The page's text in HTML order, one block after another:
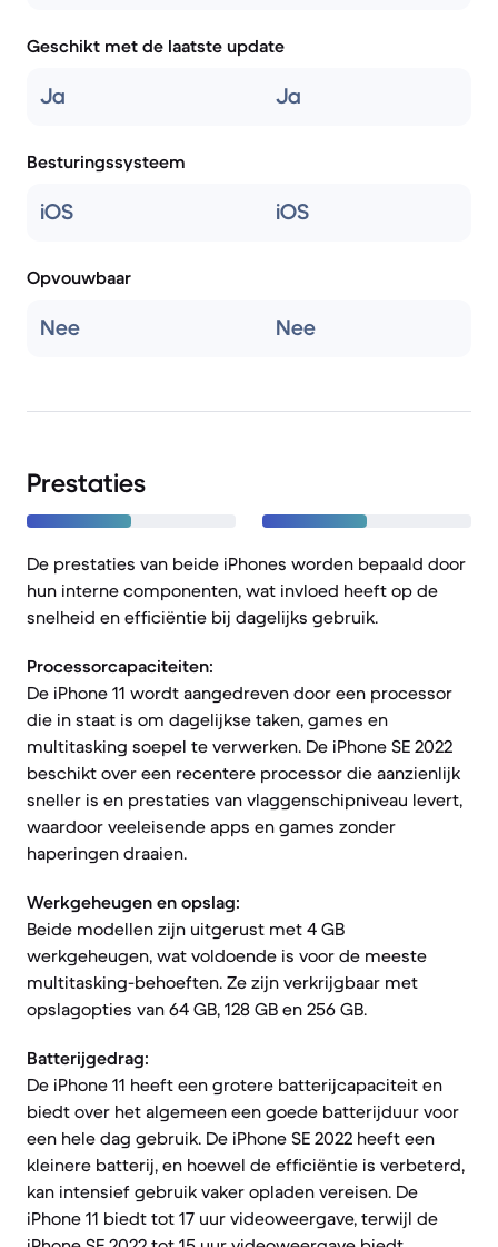
Geschikt met de laatste update
Ja Ja
Besturingssysteem
iOS iOS
Opvouwbaar
Nee Nee
Prestaties
De prestaties van beide iPhones worden bepaald door
hun interne componenten, wat invloed heeft op de
snelheid en efficiëntie bij dagelijks gebruik.
Processorcapaciteiten:
De iPhone 11 wordt aangedreven door een processor
die in staat is om dagelijkse taken, games en
multitasking soepel te verwerken. De iPhone SE 2022
beschikt over een recentere processor die aanzienlijk
sneller is en prestaties van vlaggenschipniveau levert,
waardoor veeleisende apps en games zonder
haperingen draaien.
Werkgeheugen en opslag:
Beide modellen zijn uitgerust met 4 GB
werkgeheugen, wat voldoende is voor de meeste
multitasking-behoeften. Ze zijn verkrijgbaar met
opslagopties van 64 GB, 128 GB en 256 GB.
Batterijgedrag:
De iPhone 11 heeft een grotere batterijcapaciteit en
biedt over het algemeen een goede batterijduur voor
een hele dag gebruik. De iPhone SE 2022 heeft een
kleinere batterij, en hoewel de efficiëntie is verbeterd,
kan intensief gebruik vaker opladen vereisen. De
iPhone 11 biedt tot 17 uur videoweergave, terwijl de